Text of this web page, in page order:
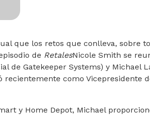
que los retos que conlleva, sobre
de RetalesNicole Smith se
de Gatekeeper Systems) y Michael
como Vicepresidente
y Home Depot, Michael